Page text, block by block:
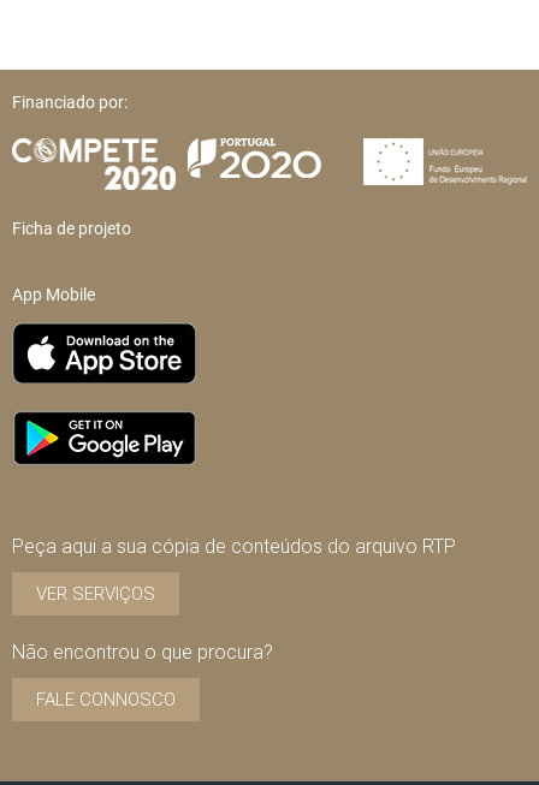
Financiado por:
Ficha de projeto
App Mobile
Peça aqui a sua cópia de conteúdos do arquivo RTP
VER SERVIÇOS
Não encontrou o que procura?
FALE CONNOSCO